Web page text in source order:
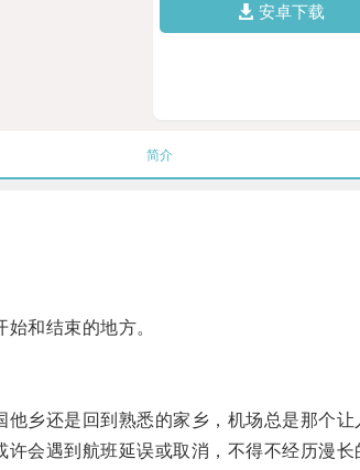
安卓下载
简介
和结束的地方。
还是回到熟悉的家乡，机场总是那个让
会遇到航班延误或取消，不得不经历漫长